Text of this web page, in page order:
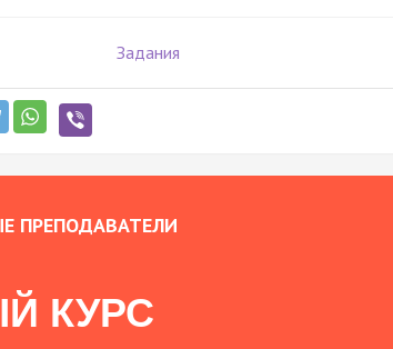
Задания
ПРЕПОДАВАТЕЛИ
КУРС